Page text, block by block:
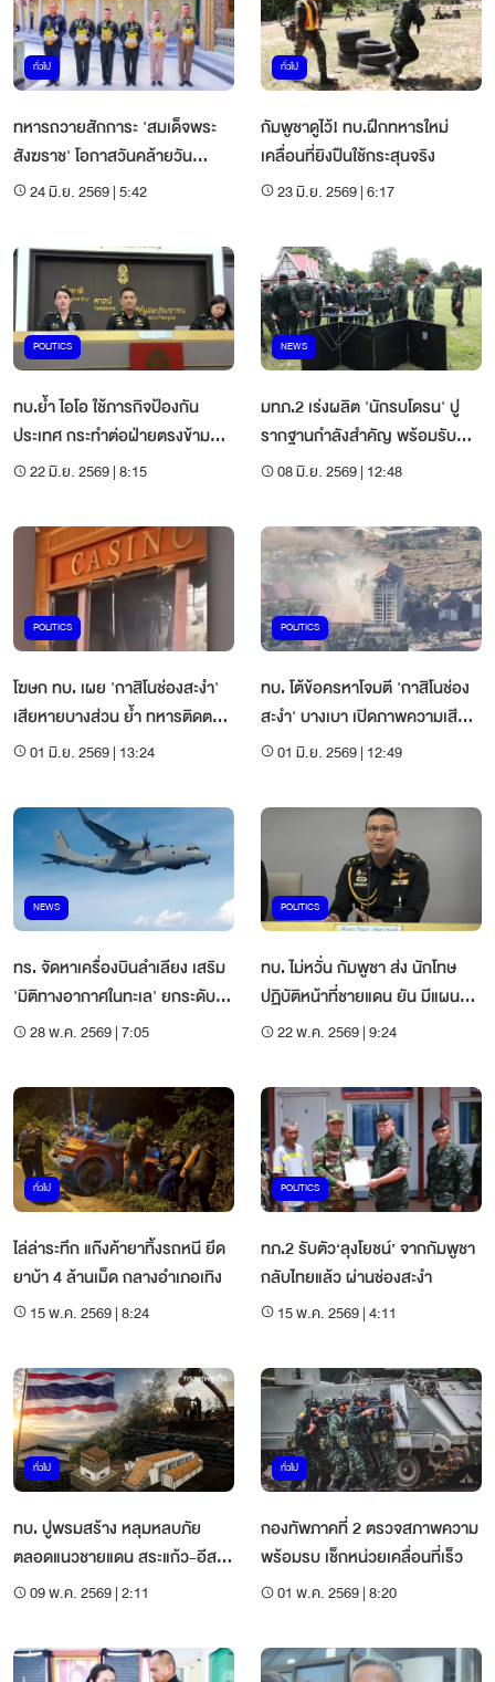
ทั่วไป
ทหารถวายสักการะ 'สมเด็จพระ
สังฆราช' โอกาสวันคล้ายวัน
ประสูติ
24 มิ.ย. 2569 | 5:42
ทั่วไป
กัมพูชาดูไว้! ทบ.ฝึกทหารใหม่
เคลื่อนที่ยิงปืนใช้กระสุนจริง
23 มิ.ย. 2569 | 6:17
POLITICS
ทบ.ย้ำ ไอโอ ใช้ภารกิจป้องกัน
ประเทศ กระทำต่อฝ่ายตรงข้าม
ไม่ใช่คนในประเทศ
22 มิ.ย. 2569 | 8:15
NEWS
มทภ.2 เร่งผลิต 'นักรบโดรน' ปู
รากฐานกำลังสำคัญ พร้อมรับ
ภารกิจทุกมิติ
08 มิ.ย. 2569 | 12:48
POLITICS
โฆษก ทบ. เผย 'กาสิโนช่องสะงำ'
เสียหายบางส่วน ย้ำ ทหารติดตาม
ทุกความเคลื่อนไหว
01 มิ.ย. 2569 | 13:24
POLITICS
ทบ. โต้ข้อครหาโจมตี 'กาสิโนช่อง
สะงำ' บางเบา เปิดภาพความเสีย
หาย01 มิ.ย. 2569 | 12:49
NEWS
ทร. จัดหาเครื่องบินลำเลียง เสริม
'มิติทางอากาศในทะเล' ยกระดับ
ลำเลียงพลรบ
28 พ.ค. 2569 | 7:05
POLITICS
ทบ. ไม่หวั่น กัมพูชา ส่ง นักโทษ
ปฏิบัติหน้าที่ชายแดน ยัน มีแผน
รับมือ
22 พ.ค. 2569 | 9:24
ทั่วไป
ไล่ล่าระทึก แก๊งค้ายาทิ้งรถหนี ยึด
ยาบ้า 4 ล้านเม็ด กลางอำเภอเทิง
15 พ.ค. 2569 | 8:24
POLITICS
ทภ.2 รับตัว‘ลุงโยชน์’ จากกัมพูชา
กลับไทยแล้ว ผ่านช่องสะงำ
15 พ.ค. 2569 | 4:11
ทั่วไป
ทบ. ปูพรมสร้าง หลุมหลบภัย
ตลอดแนวชายแดน สระแก้ว-อีสาน
ใต้ รับมือเหตุฉุกเฉิน
09 พ.ค. 2569 | 2:11
ทั่วไป
กองทัพภาคที่ 2 ตรวจสภาพความ
พร้อมรบ เช็กหน่วยเคลื่อนที่เร็ว
01 พ.ค. 2569 | 8:20